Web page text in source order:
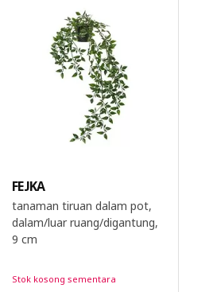
FEJKA
tanaman tiruan dalam pot,
dalam/luar ruang/digantung,
9 cm
Stok kosong sementara